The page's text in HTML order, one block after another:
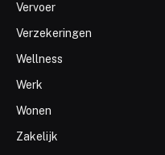
Vervoer
Verzekeringen
Wellness
Werk
Wonen
Zakelijk